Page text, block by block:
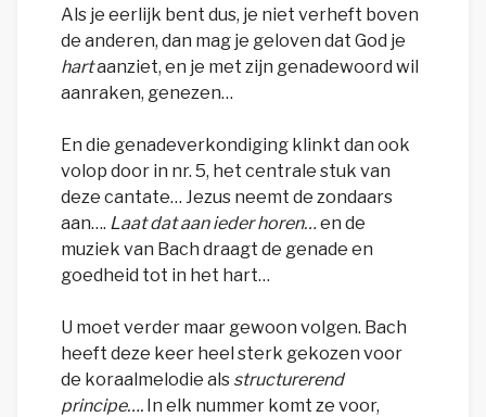
Als je eerlijk bent dus, je niet verheft boven
de anderen, dan mag je geloven dat God je
hartaanziet, en je met zijn genadewoord wil
aanraken, genezen…
En die genadeverkondiging klinkt dan ook
volop door in nr. 5, het centrale stuk van
deze cantate… Jezus neemt de zondaars
aan…. Laat dat aan ieder horen…en de
muziek van Bach draagt de genade en
goedheid tot in het hart…
U moet verder maar gewoon volgen. Bach
heeft deze keer heel sterk gekozen voor
de koraalmelodie als structurerend
principe…. In elk nummer komt ze voor,